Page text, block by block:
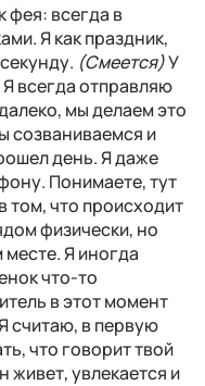
фея: всегда в
Я как праздник,
(Смеется)У
всегда отправляю
мы делаем это
созваниваемся и
день. Я даже
Понимаете, тут
том, что происходит
физически, но
Я иногда
что-то
в этот момент
считаю, в первую
что говорит твой
живет, увлекается и